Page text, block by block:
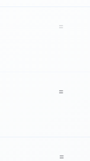
=
=
=